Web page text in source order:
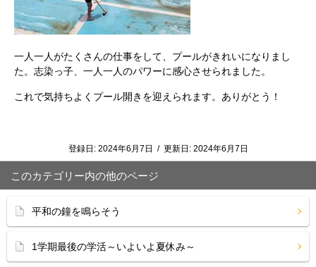
一人一人がたくさんの仕事をして、プールがきれいになりまし
た。志染っ子、一人一人のパワーに感心させられました。
これで気持ちよくプール開きを迎えられます。ありがとう！
登録日: 2024年6月7日 / 更新日: 2024年6月7日
このカテゴリー内の他のページ
平和の鐘を鳴らそう
1学期最後の学活～いよいよ夏休み～